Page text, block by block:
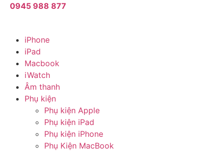
0945 988 877
iPhone
iPad
Macbook
iWatch
Âm thanh
Phụ kiện
Phụ kiện Apple
Phụ kiện iPad
Phụ kiện iPhone
Phụ Kiện MacBook